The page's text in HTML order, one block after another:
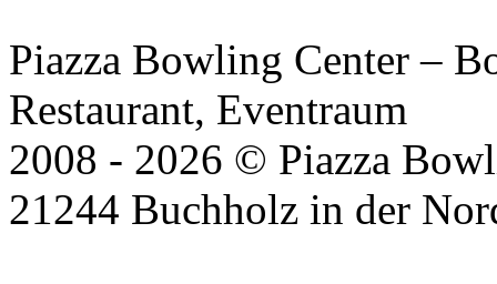
Piazza Bowling Center –
Restaurant, Eventraum
2008 - 2026 © Piazza
21244 Buchholz in der